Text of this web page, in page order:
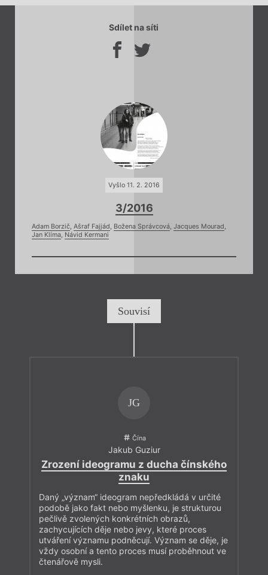
Sdílet na síti
Vyšlo 11. 2. 2016
3/2016
Adam Borzič, Ašraf Fajjád , Božena Správcová, Jacques Mourad ,
Jan Klíma, Návid Kermani
Souvisí
JG
Čína
Jakub Guziur
Zrození ideogramu z ducha čínského
znaku
Daný „význam“ ideogram nepředkládá v určité
podobě jako fakt nebo myšlenku, je strukturou
pečlivě zvolených konkrétních obrazů,
zachycujících děje nebo jevy, které proces
utváření významu podněcují. Význam se děje, je
vždy osobní a tento proces musí proběhnout ve
čtenářově mysli.